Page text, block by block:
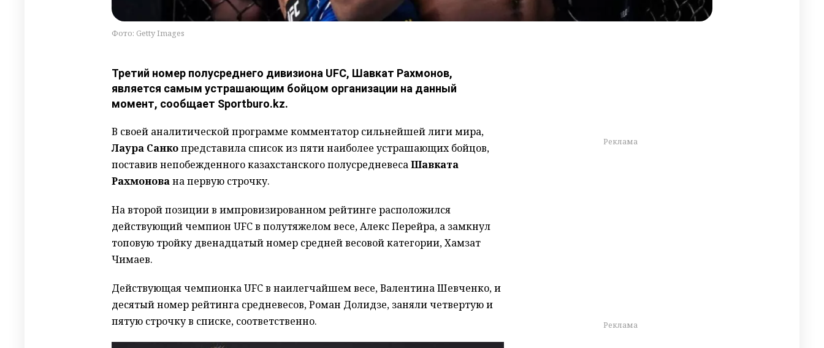
Фото: Getty Images
Третий номер полусреднего дивизиона UFC, Шавкат Рахмонов,
является самым устрашающим бойцом организации на данный
момент, сообщает Sportburo.kz.
В своей аналитической программе комментатор сильнейшей лиги мира,
Лаура Санкопредставила список из пяти наиболее устрашающих бойцов,
поставив непобежденного казахстанского полусредневесаШавката
Рахмонована первую строчку.
На второй позиции в импровизированном рейтинге расположился
действующий чемпион UFC в полутяжелом весе, Алекс Перейра, а замкнул
топовую тройку двенадцатый номер средней весовой категории, Хамзат
Чимаев.
Действующая чемпионка UFC в наилегчайшем весе, Валентина Шевченко, и
десятый номер рейтинга средневесов, Роман Долидзе, заняли четвертую и
пятую строчку в списке, соответственно.